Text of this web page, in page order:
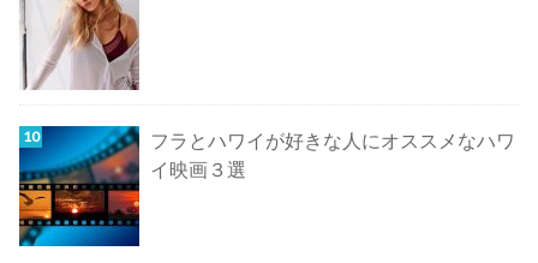
フラとハワイが好きな人にオススメなハワ
イ映画３選